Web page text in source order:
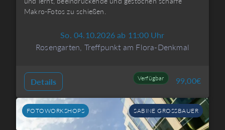
Makro-Fotos zu schießen.
So. 04.10.2026 ab 11:00 Uhr
Rosengarten, Treffpunkt am Flora-Denkmal
Details Verfügbar 99,00€
FOTOWORKSHOPS SABINE GROSSBAUER